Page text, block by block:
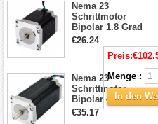
Nema 23
Schrittmotor
Bipolar 1.8 Grad
1.9Nm 3A 3.36V 4
Drähte CNC
Schrittmotor DIY
€26.24
Nema 23
Schrittmotor
Bipolar 425oz.in
4.2A 57x57x114mm
€35.17
Preis:
Menge :
In den